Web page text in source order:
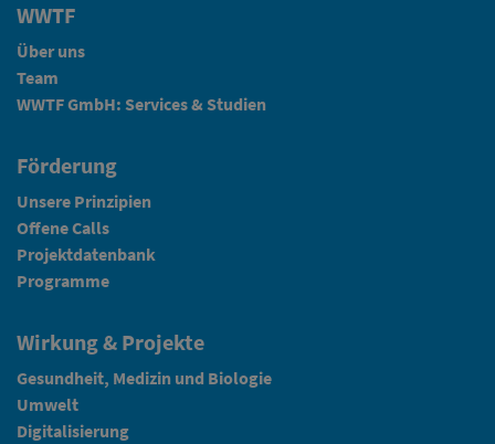
WWTF
Über uns
Team
WWTF GmbH: Services & Studien
Förderung
Unsere Prinzipien
Offene Calls
Projektdatenbank
Programme
Wirkung & Projekte
Gesundheit, Medizin und Biologie
Umwelt
Digitalisierung